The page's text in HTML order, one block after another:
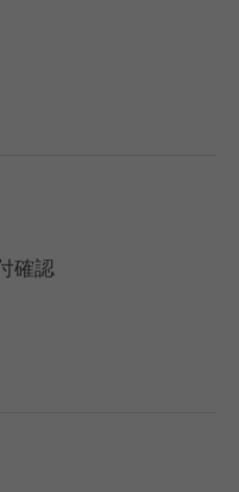
確認